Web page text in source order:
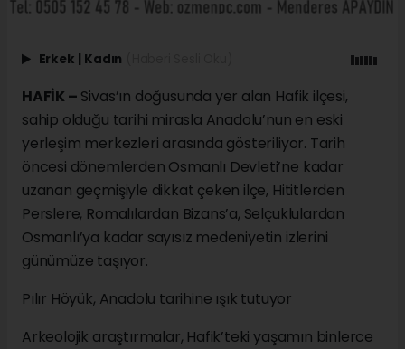
Erkek | Kadın
HAFİK – Sivas’ın doğusunda yer alan Hafik ilçesi,
sahip olduğu tarihi mirasla Anadolu’nun en eski
yerleşim merkezleri arasında gösteriliyor. Tarih
öncesi dönemlerden Osmanlı Devleti’ne kadar
uzanan geçmişiyle dikkat çeken ilçe, Hititlerden
Perslere, Romalılardan Bizans’a, Selçuklulardan
Osmanlı’ya kadar sayısız medeniyetin izlerini
günümüze taşıyor.
Pılır Höyük, Anadolu tarihine ışık tutuyor
Arkeolojik araştırmalar, Hafik’teki yaşamın binlerce